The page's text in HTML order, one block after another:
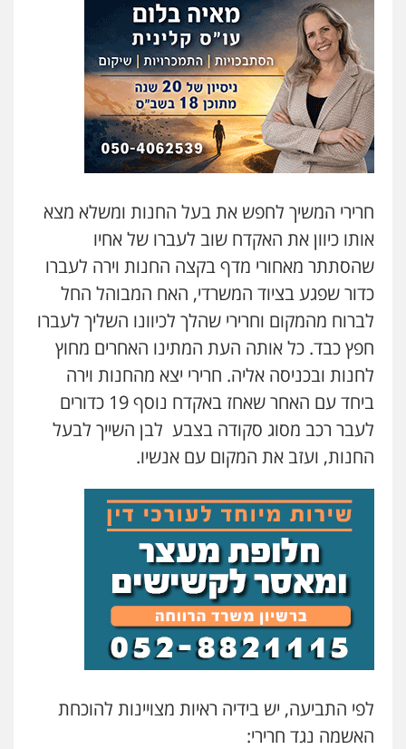
חרירי המשיך לחפש את בעל החנות ומשלא מצא
אותו כיוון את האקדח שוב לעברו של אחיו
שהסתתר מאחורי מדף בקצה החנות וירה לעברו
כדור שפגע בציוד המשרדי, האח המבוהל החל
לברוח מהמקום וחרירי שהלך לכיוונו השליך לעברו
חפץ כבד. כל אותה העת המתינו האחרים מחוץ
לחנות ובכניסה אליה. חרירי יצא מהחנות וירה
ביחד עם האחר שאחז באקדח נוסף 19 כדורים
לעבר רכב מסוג סקודה בצבע לבן השייך לבעל
החנות, ועזב את המקום עם אנשיו.
לפי התביעה, יש בידיה ראיות מצויינות להוכחת
האשמה נגד חרירי: